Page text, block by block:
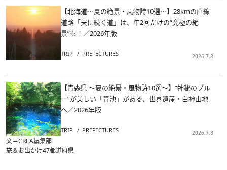
【北海道～夏の絶景・風物詩10選～】28kmの直線
道路「天に続く道」は、年2回だけの“究極の絶
景”も！／2026年版
TRIP PREFECTURES 2026.7.8
【青森県 ～夏の絶景・風物詩10選～】“神秘のブル
ー”が美しい「青池」がある、世界遺産・白神山地
へ／2026年版
TRIP PREFECTURES 2026.7.8
文＝CREA編集部
旅＆お出かけ47都道府県